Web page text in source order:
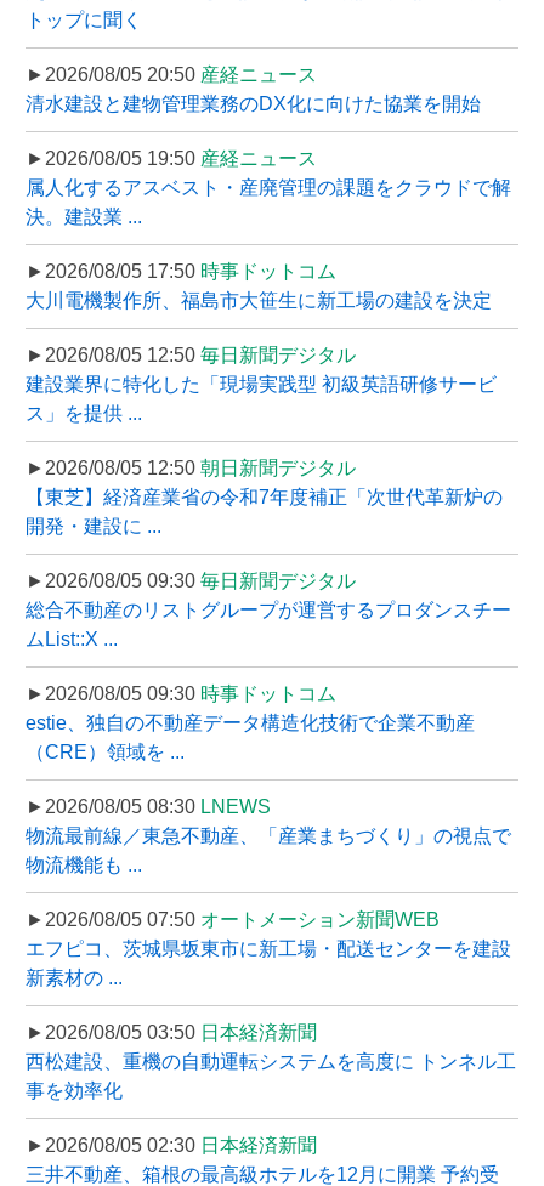
トップに聞く
►2026/08/05 20:50 産経ニュース
清水建設と建物管理業務のDX化に向けた協業を開始
►2026/08/05 19:50 産経ニュース
属人化するアスベスト・産廃管理の課題をクラウドで解
決。建設業 ...
►2026/08/05 17:50 時事ドットコム
大川電機製作所、福島市大笹生に新工場の建設を決定
►2026/08/05 12:50 毎日新聞デジタル
建設業界に特化した「現場実践型 初級英語研修サービ
ス」を提供 ...
►2026/08/05 12:50 朝日新聞デジタル
【東芝】経済産業省の令和7年度補正「次世代革新炉の
開発・建設に ...
►2026/08/05 09:30 毎日新聞デジタル
総合不動産のリストグループが運営するプロダンスチー
ムList::X ...
►2026/08/05 09:30 時事ドットコム
estie、独自の不動産データ構造化技術で企業不動産
（CRE）領域を ...
►2026/08/05 08:30 LNEWS
物流最前線／東急不動産、「産業まちづくり」の視点で
物流機能も ...
►2026/08/05 07:50 オートメーション新聞WEB
エフピコ、茨城県坂東市に新工場・配送センターを建設
新素材の ...
►2026/08/05 03:50 日本経済新聞
西松建設、重機の自動運転システムを高度に トンネル工
事を効率化
►2026/08/05 02:30 日本経済新聞
三井不動産、箱根の最高級ホテルを12月に開業 予約受